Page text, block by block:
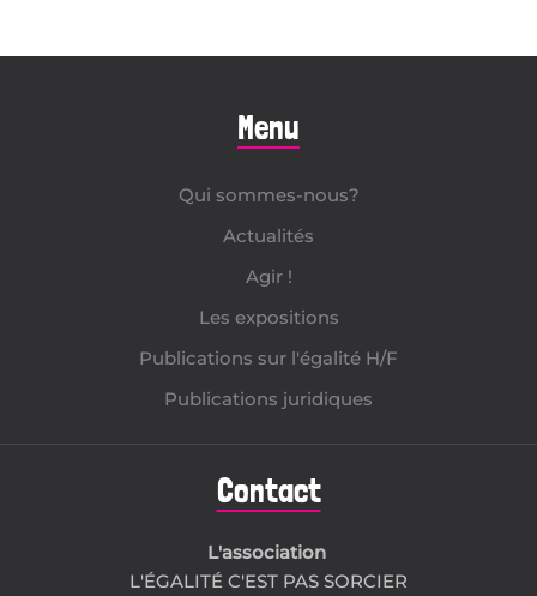
Menu
Qui sommes-nous?
Actualités
Agir !
Les expositions
Publications sur l'égalité H/F
Publications juridiques
Contact
L'association
L'ÉGALITÉ C'EST PAS SORCIER